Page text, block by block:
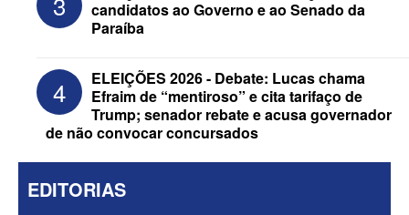
candidatos ao Governo e ao Senado da
Paraíba
4
ELEIÇÕES 2026 - Debate: Lucas chama
Efraim de “mentiroso” e cita tarifaço de
Trump; senador rebate e acusa governador
de não convocar concursados
EDITORIAS